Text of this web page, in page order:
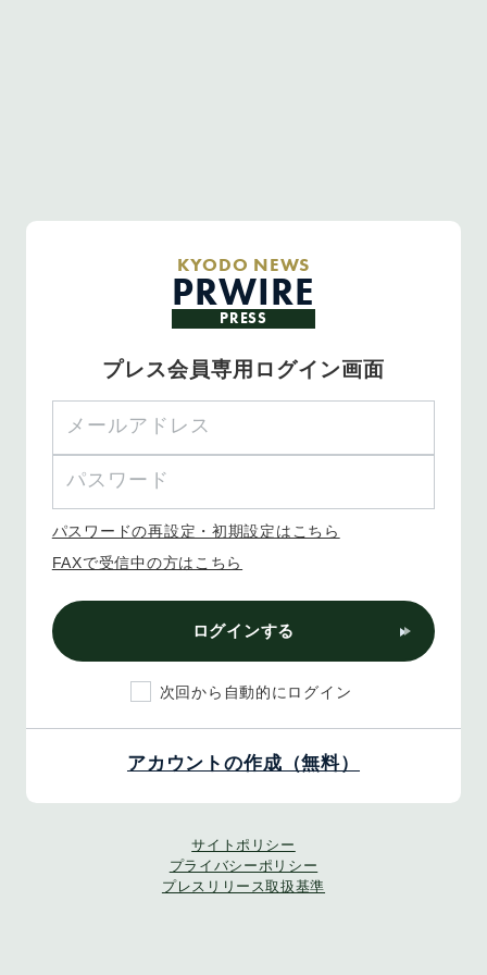
KYODO NEWS
PRWIRE
PRESS
プレス会員専用ログイン画面
パスワードの再設定・初期設定はこちら
FAXで受信中の方はこちら
ログインする
次回から自動的にログイン
アカウントの作成（無料）
サイトポリシー
プライバシーポリシー
プレスリリース取扱基準